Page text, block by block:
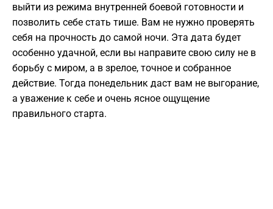
выйти из режима внутренней боевой готовности и
позволить себе стать тише. Вам не нужно проверять
себя на прочность до самой ночи. Эта дата будет
особенно удачной, если вы направите свою силу не в
борьбу с миром, а в зрелое, точное и собранное
действие. Тогда понедельник даст вам не выгорание,
а уважение к себе и очень ясное ощущение
правильного старта.